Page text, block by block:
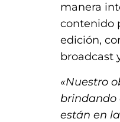
manera
contenido
edición,
broadcast
«Nuestro
brindando
están en